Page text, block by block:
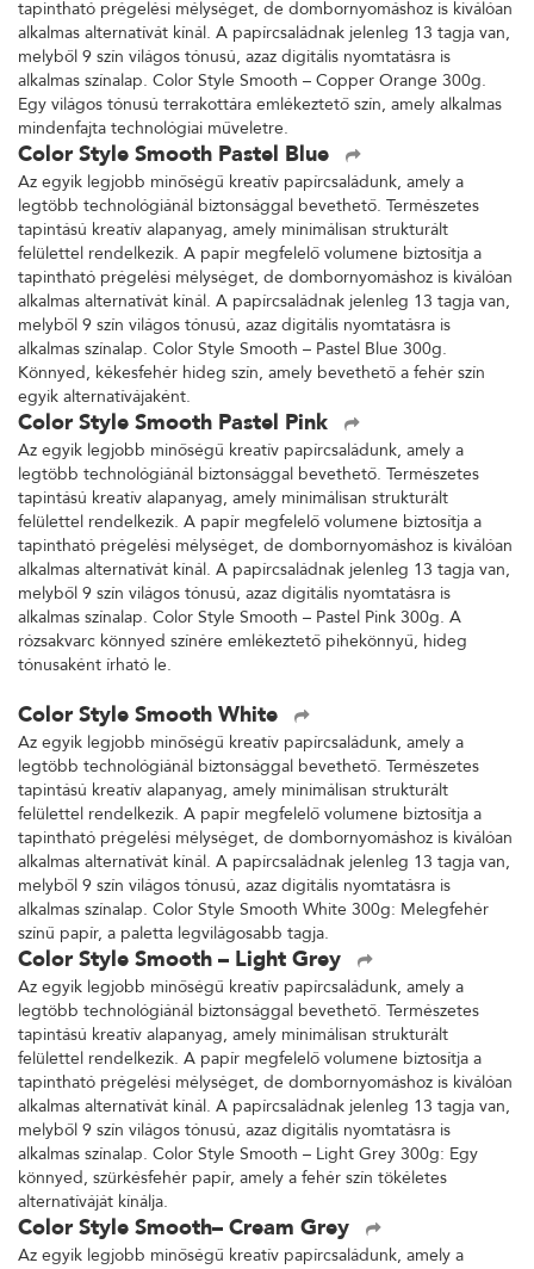
tapintható prégelési mélységet, de dombornyomáshoz is kiválóan
alkalmas alternatívát kínál. A papírcsaládnak jelenleg 13 tagja van,
melyből 9 szín világos tónusú, azaz digitális nyomtatásra is
alkalmas színalap. Color Style Smooth – Copper Orange 300g.
Egy világos tónusú terrakottára emlékeztető szín, amely alkalmas
mindenfajta technológiai műveletre.
Color Style Smooth Pastel Blue
Az egyik legjobb minőségű kreatív papírcsaládunk, amely a
legtöbb technológiánál biztonsággal bevethető. Természetes
tapintású kreatív alapanyag, amely minimálisan strukturált
felülettel rendelkezik. A papír megfelelő volumene biztosítja a
tapintható prégelési mélységet, de dombornyomáshoz is kiválóan
alkalmas alternatívát kínál. A papírcsaládnak jelenleg 13 tagja van,
melyből 9 szín világos tónusú, azaz digitális nyomtatásra is
alkalmas színalap. Color Style Smooth – Pastel Blue 300g.
Könnyed, kékesfehér hideg szín, amely bevethető a fehér szín
egyik alternatívájaként.
Color Style Smooth Pastel Pink
Az egyik legjobb minőségű kreatív papírcsaládunk, amely a
legtöbb technológiánál biztonsággal bevethető. Természetes
tapintású kreatív alapanyag, amely minimálisan strukturált
felülettel rendelkezik. A papír megfelelő volumene biztosítja a
tapintható prégelési mélységet, de dombornyomáshoz is kiválóan
alkalmas alternatívát kínál. A papírcsaládnak jelenleg 13 tagja van,
melyből 9 szín világos tónusú, azaz digitális nyomtatásra is
alkalmas színalap. Color Style Smooth – Pastel Pink 300g. A
rózsakvarc könnyed színére emlékeztető pihekönnyű, hideg
tónusaként írható le.
Color Style Smooth White
Az egyik legjobb minőségű kreatív papírcsaládunk, amely a
legtöbb technológiánál biztonsággal bevethető. Természetes
tapintású kreatív alapanyag, amely minimálisan strukturált
felülettel rendelkezik. A papír megfelelő volumene biztosítja a
tapintható prégelési mélységet, de dombornyomáshoz is kiválóan
alkalmas alternatívát kínál. A papírcsaládnak jelenleg 13 tagja van,
melyből 9 szín világos tónusú, azaz digitális nyomtatásra is
alkalmas színalap. Color Style Smooth White 300g: Melegfehér
színű papír, a paletta legvilágosabb tagja.
Color Style Smooth – Light Grey
Az egyik legjobb minőségű kreatív papírcsaládunk, amely a
legtöbb technológiánál biztonsággal bevethető. Természetes
tapintású kreatív alapanyag, amely minimálisan strukturált
felülettel rendelkezik. A papír megfelelő volumene biztosítja a
tapintható prégelési mélységet, de dombornyomáshoz is kiválóan
alkalmas alternatívát kínál. A papírcsaládnak jelenleg 13 tagja van,
melyből 9 szín világos tónusú, azaz digitális nyomtatásra is
alkalmas színalap. Color Style Smooth – Light Grey 300g: Egy
könnyed, szürkésfehér papír, amely a fehér szín tökéletes
alternatíváját kínálja.
Color Style Smooth– Cream Grey
Az egyik legjobb minőségű kreatív papírcsaládunk, amely a